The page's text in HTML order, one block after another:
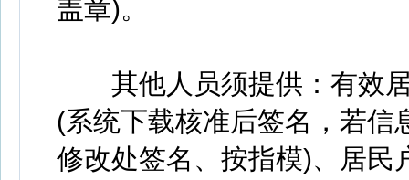
盖章)。
其他人员须提供：有效居
(系统下载核准后签名，若信
修改处签名、按指模)、居民